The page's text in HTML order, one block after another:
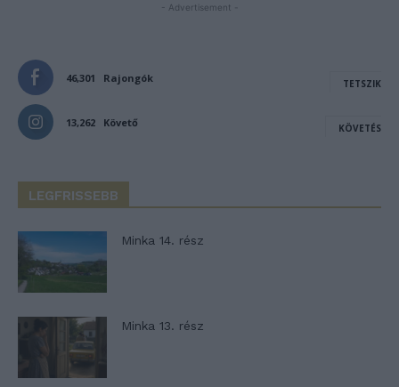
- Advertisement -
46,301 Rajongók TETSZIK
13,262 Követő KÖVETÉS
LEGFRISSEBB
Minka 14. rész
Minka 13. rész